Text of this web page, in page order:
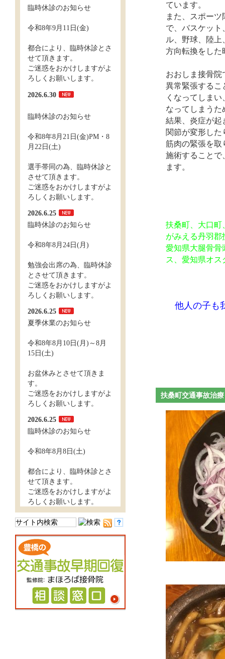
ています。
また、スポー
で、バスケット
ル、野球、陸上
方向転換をした
おおしま接骨院
異常緊張するこ
くなってしま
なってしまうた
結果、炎症が起
関節が変形した
筋肉の緊張を取
施術することで
ます。
扶桑町、大口町
がみえる丹羽郡
愛知県大腿骨骨
ス、愛知県オス
他人の子も
扶桑町交通事
臨時休診のお知らせ
令和8年9月11日(金)
都合により、臨時休診とさ
せて頂きます。
ご迷惑をおかけしますがよ
ろしくお願いします。
2026.6.30
臨時休診のお知らせ
令和8年8月21日(金)PM・8
月22日(土)
選手帯同の為、臨時休診と
させて頂きます。
ご迷惑をおかけしますがよ
ろしくお願いします。
2026.6.25
臨時休診のお知らせ
令和8年8月24日(月)
勉強会出席の為、臨時休診
とさせて頂きます。
ご迷惑をおかけしますがよ
ろしくお願いします。
2026.6.25
夏季休業のお知らせ
令和8年8月10日(月)～8月
15日(土)
お盆休みとさせて頂きま
す。
ご迷惑をおかけしますがよ
ろしくお願いします。
2026.6.25
臨時休診のお知らせ
令和8年8月8日(土)
都合により、臨時休診とさ
せて頂きます。
ご迷惑をおかけしますがよ
ろしくお願いします。